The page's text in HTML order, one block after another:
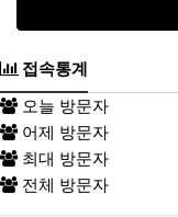
접속통계
오늘 방문자
어제 방문자
최대 방문자
전체 방문자